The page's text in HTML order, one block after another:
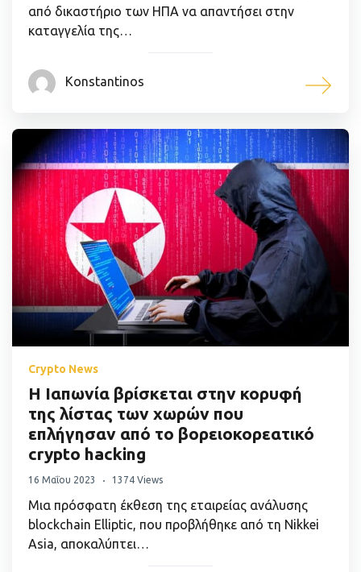
από δικαστήριο των ΗΠΑ να απαντήσει στην
καταγγελία της…
Konstantinos
Crypto News
Η Ιαπωνία βρίσκεται στην κορυφή
της λίστας των χωρών που
επλήγησαν από το βορειοκορεατικό
crypto hacking
16 Μαΐου 2023 1374 Views
Μια πρόσφατη έκθεση της εταιρείας ανάλυσης
blockchain Elliptic, που προβλήθηκε από τη Nikkei
Asia, αποκαλύπτει…